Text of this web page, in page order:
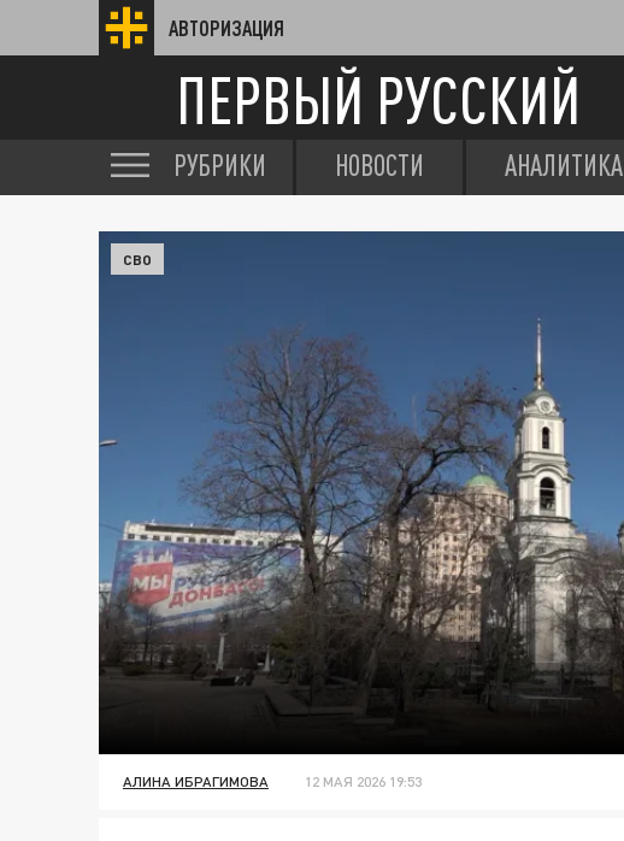
АВТОРИЗАЦИЯ
ПЕРВЫЙ РУССКИЙ
РУБРИКИ НОВОСТИ АНАЛИТИКА
СВО
АЛИНА ИБРАГИМОВА 12 МАЯ 2026 19:53